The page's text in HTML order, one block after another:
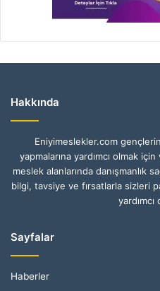
Hakkında
Eniyimeslekler.com
yapmalarına yardımcı olmak
meslek alanlarında danışmanlık
bilgi, tavsiye ve fırsatlarla sizleri
Sayfalar
Haberler